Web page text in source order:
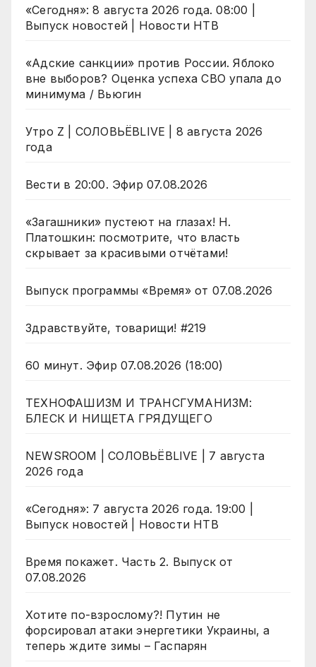
«Сегодня»: 8 августа 2026 года. 08:00 |
Выпуск новостей | Новости НТВ
«Адские санкции» против России. Яблоко
вне выборов? Оценка успеха СВО упала до
минимума / Вьюгин
Утро Z | СОЛОВЬЁВLIVE | 8 августа 2026
года
Вести в 20:00. Эфир 07.08.2026
«Загашники» пустеют на глазах! Н.
Платошкин: посмотрите, что власть
скрывает за красивыми отчётами!
Выпуск программы «Время» от 07.08.2026
Здравствуйте, товарищи! #219
60 минут. Эфир 07.08.2026 (18:00)
ТЕХНОФАШИЗМ И ТРАНСГУМАНИЗМ:
БЛЕСК И НИЩЕТА ГРЯДУЩЕГО
NEWSROOM | СОЛОВЬЁВLIVE | 7 августа
2026 года
«Сегодня»: 7 августа 2026 года. 19:00 |
Выпуск новостей | Новости НТВ
Время покажет. Часть 2. Выпуск от
07.08.2026
Хотите по-взрослому?! Путин не
форсировал атаки энергетики Украины, а
теперь ждите зимы – Гаспарян